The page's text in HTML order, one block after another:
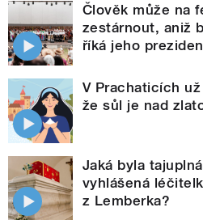
Člověk může na
zestárnout, aniž
říká jeho
V Prachaticích
že sůl je nad
Jaká byla
vyhlášená
z Lemberka?